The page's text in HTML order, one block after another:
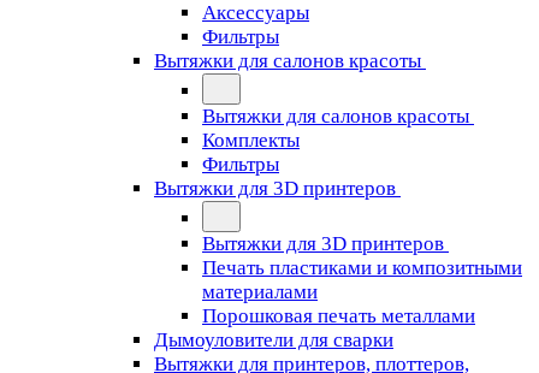
Аксессуары
Фильтры
Вытяжки для салонов красоты
Вытяжки для салонов красоты
Комплекты
Фильтры
Вытяжки для 3D принтеров
Вытяжки для 3D принтеров
Печать пластиками и композитными
материалами
Порошковая печать металлами
Дымоуловители для сварки
Вытяжки для принтеров, плоттеров,